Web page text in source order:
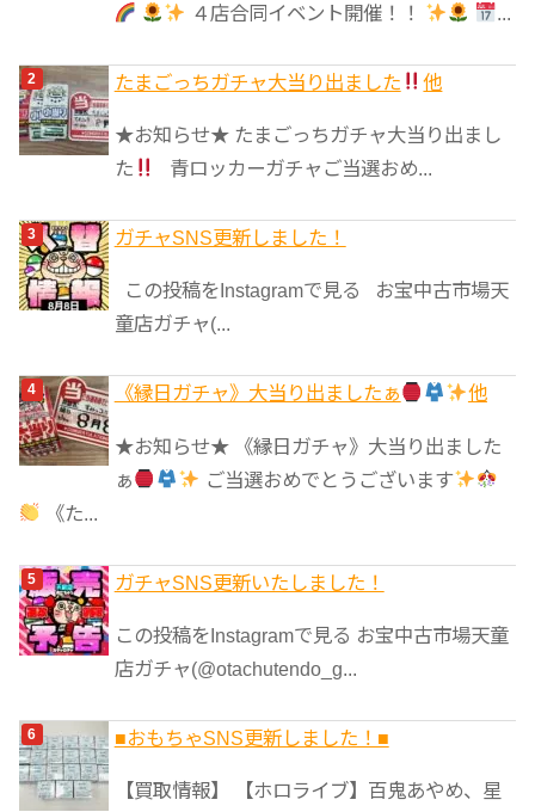
４店合同イベント開催！！
...
たまごっちガチャ大当り出ました 他
★お知らせ★ たまごっちガチャ大当り出まし
た
青ロッカーガチャご当選おめ...
ガチャSNS更新しました！
この投稿をInstagramで見る お宝中古市場天
童店ガチャ(...
《縁日ガチャ》大当り出ましたぁ 他
★お知らせ★ 《縁日ガチャ》大当り出ました
ぁ
ご当選おめでとうございます
《た...
ガチャSNS更新いたしました！
この投稿をInstagramで見る お宝中古市場天童
店ガチャ(@otachutendo_g...
■おもちゃSNS更新しました！■
【買取情報】 【ホロライブ】百鬼あやめ、星